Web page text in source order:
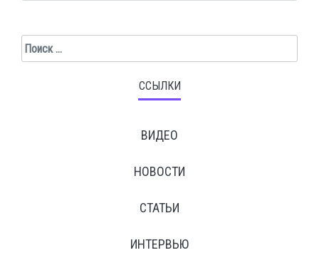
ССЫЛКИ
ВИДЕО
НОВОСТИ
СТАТЬИ
ИНТЕРВЬЮ